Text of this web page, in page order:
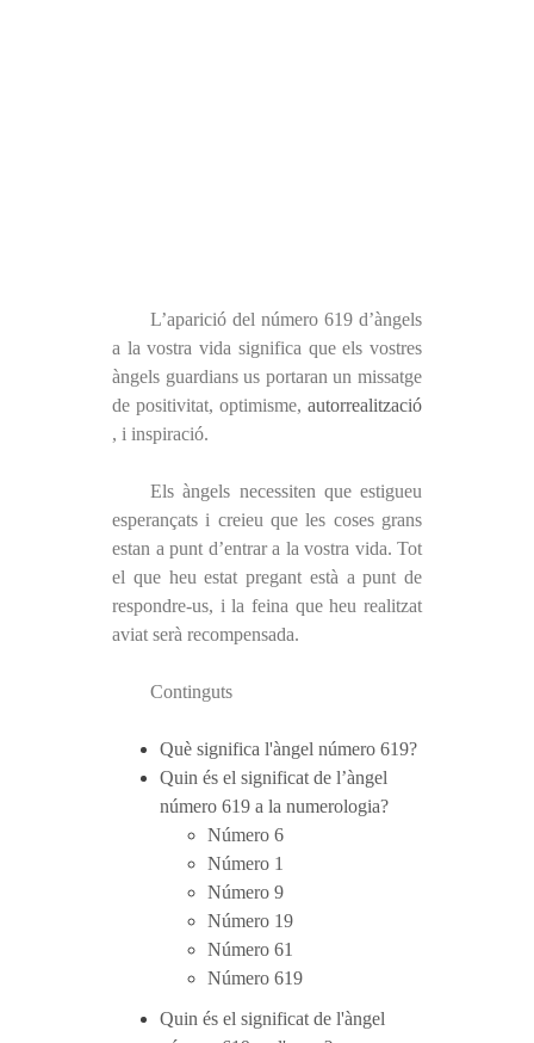
L’aparició del número 619 d’àngels
a la vostra vida significa que els vostres
àngels guardians us portaran un missatge
de positivitat, optimisme, autorrealització
, i inspiració.
Els àngels necessiten que estigueu
esperançats i creieu que les coses grans
estan a punt d’entrar a la vostra vida. Tot
el que heu estat pregant està a punt de
respondre-us, i la feina que heu realitzat
aviat serà recompensada.
Continguts
Què significa l'àngel número 619?
Quin és el significat de l’àngel
número 619 a la numerologia?
Número 6
Número 1
Número 9
Número 19
Número 61
Número 619
Quin és el significat de l'àngel